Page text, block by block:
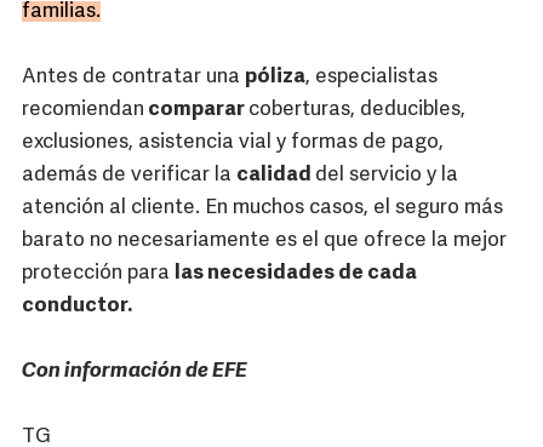
familias.
Antes de contratar una póliza, especialistas
recomiendan comparar coberturas, deducibles,
exclusiones, asistencia vial y formas de pago,
además de verificar la calidad del servicio y la
atención al cliente. En muchos casos, el seguro más
barato no necesariamente es el que ofrece la mejor
protección para las necesidades de cada
conductor.
Con información de EFE
TG